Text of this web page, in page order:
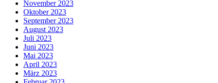
November 2023
Oktober 2023
September 2023
August 2023
Juli 2023
Juni 2023
Mai 2023
April 2023
März 2023